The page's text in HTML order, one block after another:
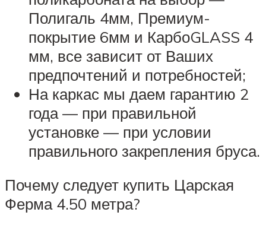
Полигаль 4мм, Премиум-
покрытие 6мм и КарбоGLASS 4
мм, все зависит от Ваших
предпочтений и потребностей;
На каркас мы даем гарантию 2
года — при правильной
установке — при условии
правильного закрепления бруса.
Почему следует купить Царская
Ферма 4.50 метра?